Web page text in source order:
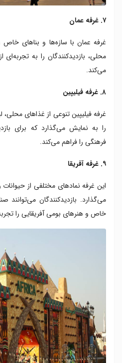
۷. غرفه عمان
غرفه عمان با سازه‌ها و بناهای
محلی، بازدیدکنندگان را به
می‌کند.
۸. غرفه فیلیپین
غرفه فیلیپین تنوعی از غذاهای
را به نمایش می‌گذارد که برای
فرهنگی را فراهم می‌کند.
۹. غرفه آفریقا
این غرفه نمادهای مختلفی از
می‌گذارد. بازدیدکنندگان
خاص و هنرهای بومی آفریقایی را